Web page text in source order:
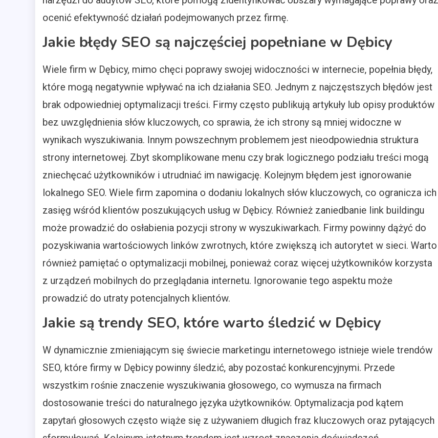
ocenić efektywność działań podejmowanych przez firmę.
Jakie błędy SEO są najczęściej popełniane w Dębicy
Wiele firm w Dębicy, mimo chęci poprawy swojej widoczności w internecie, popełnia błędy,
które mogą negatywnie wpływać na ich działania SEO. Jednym z najczęstszych błędów jest
brak odpowiedniej optymalizacji treści. Firmy często publikują artykuły lub opisy produktów
bez uwzględnienia słów kluczowych, co sprawia, że ich strony są mniej widoczne w
wynikach wyszukiwania. Innym powszechnym problemem jest nieodpowiednia struktura
strony internetowej. Zbyt skomplikowane menu czy brak logicznego podziału treści mogą
zniechęcać użytkowników i utrudniać im nawigację. Kolejnym błędem jest ignorowanie
lokalnego SEO. Wiele firm zapomina o dodaniu lokalnych słów kluczowych, co ogranicza ich
zasięg wśród klientów poszukujących usług w Dębicy. Również zaniedbanie link buildingu
może prowadzić do osłabienia pozycji strony w wyszukiwarkach. Firmy powinny dążyć do
pozyskiwania wartościowych linków zwrotnych, które zwiększą ich autorytet w sieci. Warto
również pamiętać o optymalizacji mobilnej, ponieważ coraz więcej użytkowników korzysta
z urządzeń mobilnych do przeglądania internetu. Ignorowanie tego aspektu może
prowadzić do utraty potencjalnych klientów.
Jakie są trendy SEO, które warto śledzić w Dębicy
W dynamicznie zmieniającym się świecie marketingu internetowego istnieje wiele trendów
SEO, które firmy w Dębicy powinny śledzić, aby pozostać konkurencyjnymi. Przede
wszystkim rośnie znaczenie wyszukiwania głosowego, co wymusza na firmach
dostosowanie treści do naturalnego języka użytkowników. Optymalizacja pod kątem
zapytań głosowych często wiąże się z używaniem długich fraz kluczowych oraz pytających